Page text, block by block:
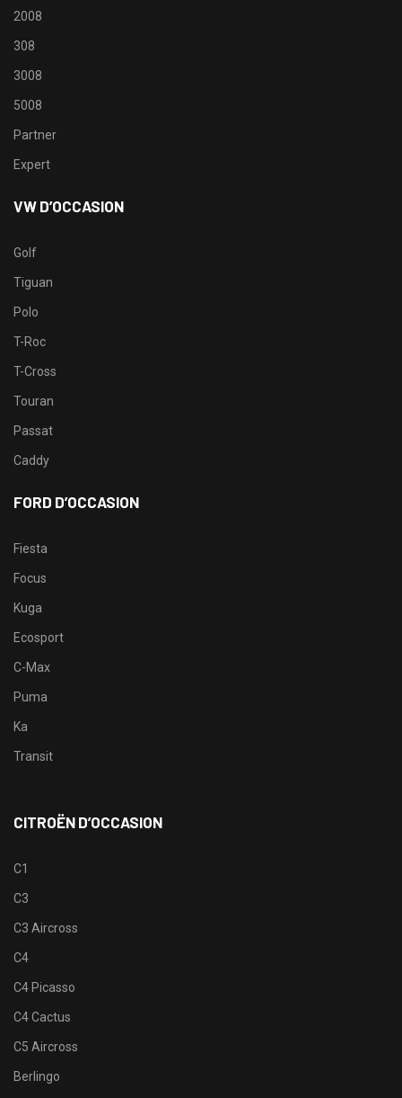
2008
308
3008
5008
Partner
Expert
VW D’OCCASION
Golf
Tiguan
Polo
T-Roc
T-Cross
Touran
Passat
Caddy
FORD D’OCCASION
Fiesta
Focus
Kuga
Ecosport
C-Max
Puma
Ka
Transit
CITROËN D’OCCASION
C1
C3
C3 Aircross
C4
C4 Picasso
C4 Cactus
C5 Aircross
Berlingo